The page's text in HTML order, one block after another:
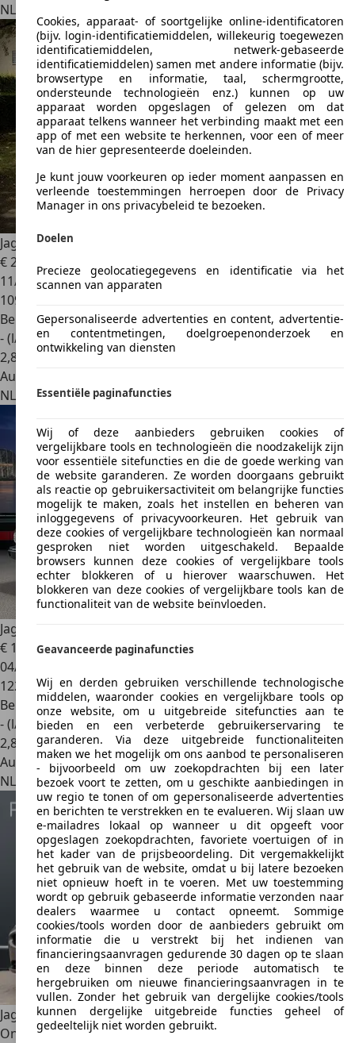
NL 6665 CB
Jaguar XK5.0 V8 Coupé Portfolio
€ 29.950
11/2009
109.326 km
Benzine
- (l/100 km)
2,8
Autobedrijf
NL 6101 WTEcht
Jaguar XJS
€ 19.999
04/1993
122.167 km
Benzine
- (l/100 km)
2,8
Autobedrijf
NL 5015 TATilburg
Jaguar XK4.2 V8 Coupé Origineel NL | Specialist
Onderhouden
Cookies, apparaat- of soortgelijke online-identificatoren
(bijv. login-identificatiemiddelen, willekeurig toegewezen
identificatiemiddelen, netwerk-gebaseerde
identificatiemiddelen) samen met andere informatie (bijv.
browsertype en informatie, taal, schermgrootte,
ondersteunde technologieën enz.) kunnen op uw
apparaat worden opgeslagen of gelezen om dat
apparaat telkens wanneer het verbinding maakt met een
app of met een website te herkennen, voor een of meer
van de hier gepresenteerde doeleinden.
Je kunt jouw voorkeuren op ieder moment aanpassen en
verleende toestemmingen herroepen door de Privacy
Manager in ons privacybeleid te bezoeken.
Doelen
Precieze geolocatiegegevens en identificatie via het
scannen van apparaten
Gepersonaliseerde advertenties en content, advertentie-
en contentmetingen, doelgroepenonderzoek en
ontwikkeling van diensten
Essentiële paginafuncties
Wij of deze aanbieders gebruiken cookies of
vergelijkbare tools en technologieën die noodzakelijk zijn
voor essentiële sitefuncties en die de goede werking van
de website garanderen. Ze worden doorgaans gebruikt
als reactie op gebruikersactiviteit om belangrijke functies
mogelijk te maken, zoals het instellen en beheren van
inloggegevens of privacyvoorkeuren. Het gebruik van
deze cookies of vergelijkbare technologieën kan normaal
gesproken niet worden uitgeschakeld. Bepaalde
browsers kunnen deze cookies of vergelijkbare tools
echter blokkeren of u hierover waarschuwen. Het
blokkeren van deze cookies of vergelijkbare tools kan de
functionaliteit van de website beïnvloeden.
Geavanceerde paginafuncties
Wij en derden gebruiken verschillende technologische
middelen, waaronder cookies en vergelijkbare tools op
onze website, om u uitgebreide sitefuncties aan te
bieden en een verbeterde gebruikerservaring te
garanderen. Via deze uitgebreide functionaliteiten
maken we het mogelijk om ons aanbod te personaliseren
- bijvoorbeeld om uw zoekopdrachten bij een later
bezoek voort te zetten, om u geschikte aanbiedingen in
uw regio te tonen of om gepersonaliseerde advertenties
en berichten te verstrekken en te evalueren. Wij slaan uw
e-mailadres lokaal op wanneer u dit opgeeft voor
opgeslagen zoekopdrachten, favoriete voertuigen of in
het kader van de prijsbeoordeling. Dit vergemakkelijkt
het gebruik van de website, omdat u bij latere bezoeken
niet opnieuw hoeft in te voeren. Met uw toestemming
wordt op gebruik gebaseerde informatie verzonden naar
dealers waarmee u contact opneemt. Sommige
cookies/tools worden door de aanbieders gebruikt om
informatie die u verstrekt bij het indienen van
financieringsaanvragen gedurende 30 dagen op te slaan
en deze binnen deze periode automatisch te
hergebruiken om nieuwe financieringsaanvragen in te
vullen. Zonder het gebruik van dergelijke cookies/tools
kunnen dergelijke uitgebreide functies geheel of
gedeeltelijk niet worden gebruikt.